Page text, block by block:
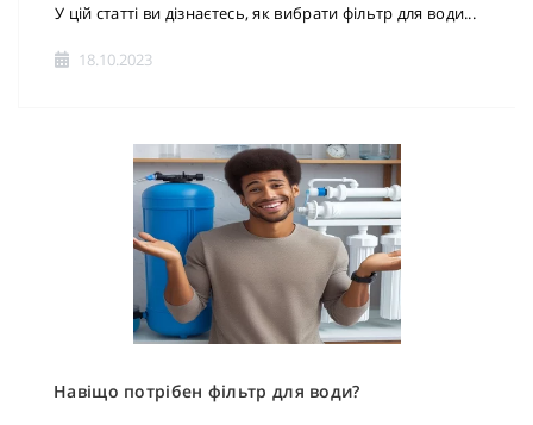
У цій статті ви дізнаєтесь, як вибрати фільтр для води...
18.10.2023
Навіщо потрібен фільтр для води?